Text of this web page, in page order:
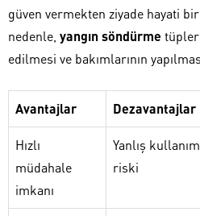
güven vermekten ziyade hayati
nedenle, yangın söndürme
edilmesi ve bakımlarının
Avantajlar Dezavantajlar
Hızlı
müdahale
imkanı
Yanlış kullanım
riski